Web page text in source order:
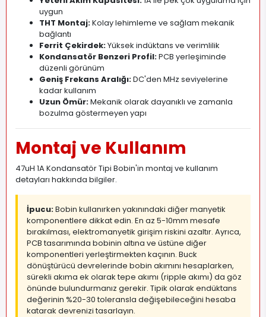
uygun
THT Montaj:Kolay lehimleme ve sağlam mekanik
bağlantı
Ferrit Çekirdek:Yüksek indüktans ve verimlilik
Kondansatör Benzeri Profil:PCB yerleşiminde
düzenli görünüm
Geniş Frekans Aralığı:DC'den MHz seviyelerine
kadar kullanım
Uzun Ömür:Mekanik olarak dayanıklı ve zamanla
bozulma göstermeyen yapı
Montaj ve Kullanım
47uH 1A Kondansatör Tipi Bobin'in montaj ve kullanım
detayları hakkında bilgiler.
İpucu:Bobin kullanırken yakınındaki diğer manyetik
komponentlere dikkat edin. En az 5-10mm mesafe
bırakılması, elektromanyetik girişim riskini azaltır. Ayrıca,
PCB tasarımında bobinin altına ve üstüne diğer
komponentleri yerleştirmekten kaçının. Buck
dönüştürücü devrelerinde bobin akımını hesaplarken,
sürekli akıma ek olarak tepe akımı (ripple akımı) da göz
önünde bulundurmanız gerekir. Tipik olarak endüktans
değerinin %20-30 toleransla değişebileceğini hesaba
katarak devrenizi tasarlayın.